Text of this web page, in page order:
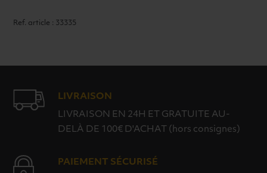
Ref. article : 33335
LIVRAISON
LIVRAISON EN 24H ET GRATUITE AU-
DELÀ DE 100€ D'ACHAT (hors consignes)
PAIEMENT SÉCURISÉ